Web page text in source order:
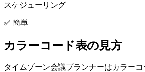
スケジューリング
✅ 簡単
カラーコード表の見方
タイムゾーン会議プランナーはカラー